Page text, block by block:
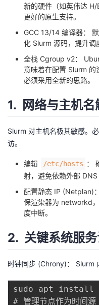
客
论
坛
的
圈
子
我
的
直
播
我
的
活
动
我
的
关
注
我
的
课
程
我
的
认
证
我
的
实
验
我
的
收
藏
的
技
术
支
持
我
的
云
声
建
议
新的硬件（如英伟达
更好的原生支持。
GCC 13/14 编译器：
化 Slurm 源码，提升调
全栈 Cgroup v2：
意味着在配置 Slurm 的
必须采用全新的思路。
1. 网络与主机名
Slurm 对主机名极其敏感。
访。
编辑 /etc/hosts ：
射，避免依赖外部 DNS
配置静态 IP (Netplan)
保渲染器为 networkd
度中断。
2. 关键系统服
时钟同步 (Chrony)： Slurm
sudo apt install
# 管理节点作为时间源